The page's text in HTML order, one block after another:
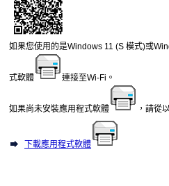
如果您使用的是Windows 11 (S 模式)或
式軟體 連接至Wi-Fi。
如果尚未安裝應用程式軟體 ，請從
下載應用程式軟體